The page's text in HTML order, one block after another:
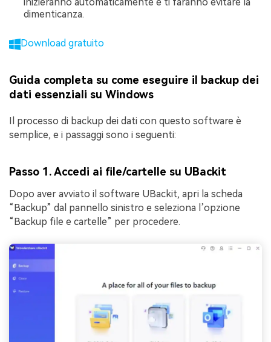
inizieranno automaticamente e ti faranno evitare la
dimenticanza.
Download gratuito
Guida completa su come eseguire il backup dei
dati essenziali su Windows
Il processo di backup dei dati con questo software è
semplice, e i passaggi sono i seguenti:
Passo 1. Accedi ai file/cartelle su UBackit
Dopo aver avviato il software UBackit, apri la scheda
“Backup” dal pannello sinistro e seleziona l’opzione
“Backup file e cartelle” per procedere.